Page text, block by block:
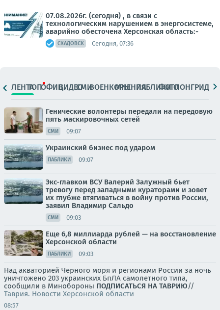
07.08.2026г. (сегодня) , в связи с
технологическим нарушением в энергосистеме,
аварийно обесточена Херсонская область:-
СКАДОВСК Сегодня, 07:36
ЛЕНТАТОПОФИЦ.ВИДЕОСМИВОЕНКОРЫМНЕНИЯПАБЛИКИ
ФОТОЛОНГРИДЫ
Генические волонтеры передали на передовую
пять маскировочных сетей
СМИ 09:07
Украинский бизнес под ударом
ПАБЛИКИ 09:07
Экс-главком ВСУ Валерий Залужный бьет
тревогу перед западными кураторами и зовет
их глубже втягиваться в войну против России,
заявил Владимир Сальдо
СМИ 09:03
Еще 6,8 миллиарда рублей — на восстановление
Херсонской области
ПАБЛИКИ 09:03
Над акваторией Черного моря и регионами России за ночь
уничтожено 203 украинских БпЛА самолетного типа,
сообщили в Минобороны ПОДПИСАТЬСЯ НА ТАВРИЮ//
Таврия. Новости Херсонской области
08:57